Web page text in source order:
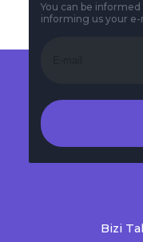
You can be
informing us your e-
Bizi